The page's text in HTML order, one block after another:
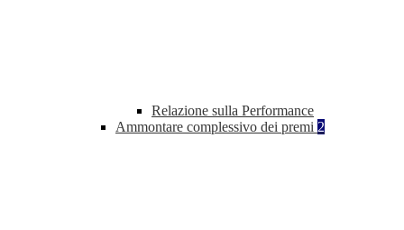
Relazione sulla Performance
Ammontare complessivo dei premi 2